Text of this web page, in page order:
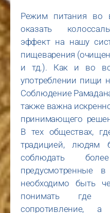
Режим питания во
оказать
эффект на нашу
пищеварения
и тд.). Как и во
употреблении пищи
Соблюдение
также важна
принимающего
В тех обществах,
традицией, людям
соблюдать
предусмотренные
необходимо быть
понимать где
сопротивление,